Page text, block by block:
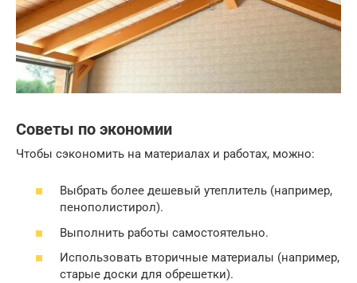
Советы по экономии
Чтобы сэкономить на материалах и работах, можно:
Выбрать более дешевый утеплитель (например,
пенополистирол).
Выполнить работы самостоятельно.
Использовать вторичные материалы (например,
старые доски для обрешетки).